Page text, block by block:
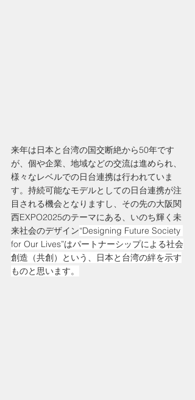
来年は日本と台湾の国交断絶から50年です
が、個や企業、地域などの交流は進められ、
様々なレベルでの日台連携は行われていま
す。持続可能なモデルとしての日台連携が注
目される機会となりますし、その先の大阪関
西EXPO2025のテーマにある、いのち輝く未
来社会のデザイン“Designing Future Society
for Our Lives”はパートナーシップによる社会
創造（共創）という、日本と台湾の絆を示す
ものと思います。